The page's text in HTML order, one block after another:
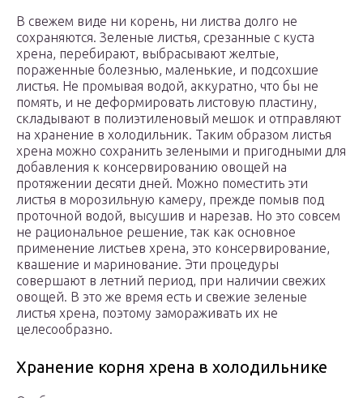
В свежем виде ни корень, ни листва долго не
сохраняются. Зеленые листья, срезанные с куста
хрена, перебирают, выбрасывают желтые,
пораженные болезнью, маленькие, и подсохшие
листья. Не промывая водой, аккуратно, что бы не
помять, и не деформировать листовую пластину,
складывают в полиэтиленовый мешок и отправляют
на хранение в холодильник. Таким образом листья
хрена можно сохранить зелеными и пригодными для
добавления к консервированию овощей на
протяжении десяти дней. Можно поместить эти
листья в морозильную камеру, прежде помыв под
проточной водой, высушив и нарезав. Но это совсем
не рациональное решение, так как основное
применение листьев хрена, это консервирование,
квашение и маринование. Эти процедуры
совершают в летний период, при наличии свежих
овощей. В это же время есть и свежие зеленые
листья хрена, поэтому замораживать их не
целесообразно.
Хранение корня хрена в холодильнике